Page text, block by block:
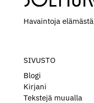
Havaintoja
SIVUSTO
Blogi
Kirjani
Tekstejä muualla